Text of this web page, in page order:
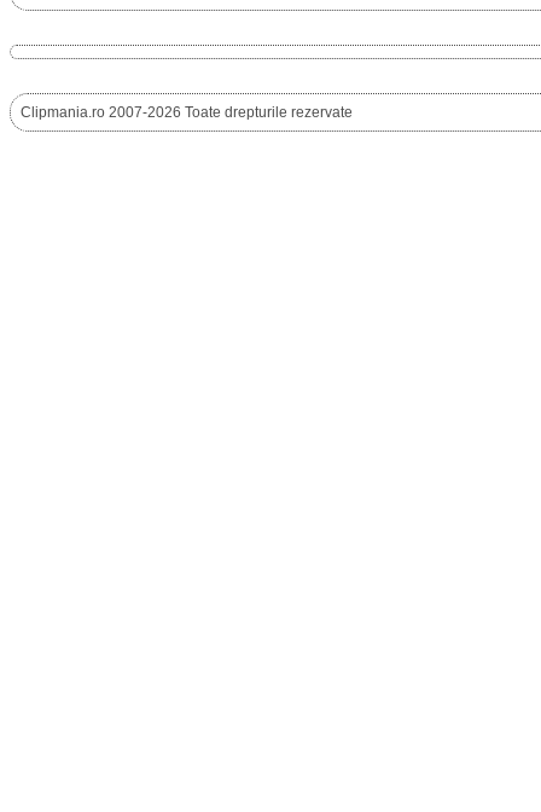
Clipmania.ro 2007-2026 Toate drepturile rezervate